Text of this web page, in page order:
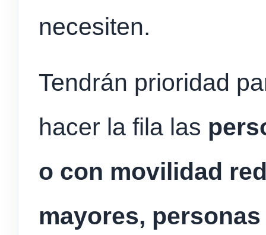
necesiten.
Tendrán prioridad
hacer la fila las
o con movilidad
mayores,